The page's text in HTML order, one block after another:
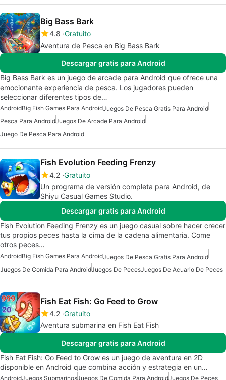
Big Bass Bark
4.8 Gratuito
Aventura de Pesca en Big Bass Bark
Descargar gratis para Android
Big Bass Bark es un juego de arcade para Android que ofrece una
emocionante experiencia de pesca. Los jugadores pueden
seleccionar diferentes tipos de…
AndroidBig Fish Games Para AndroidJuegos De Pesca Gratis Para Android
Pesca Para AndroidJuegos De Arcade Para Android
Juego De Pesca Para Android
Fish Evolution Feeding Frenzy
4.2 Gratuito
Un programa de versión completa para Android, de
Shiyu Casual Games Studio.
Descargar gratis para Android
Fish Evolution Feeding Frenzy es un juego casual sobre hacer crecer
tus propios peces hasta la cima de la cadena alimentaria. Come
otros peces…
AndroidBig Fish Games Para AndroidJuegos De Pesca Gratis Para Android
Juegos De Comida Para AndroidJuegos De PecesJuegos De Acuario De Peces
Fish Eat Fish: Go Feed to Grow
4.2 Gratuito
Aventura submarina en Fish Eat Fish
Descargar gratis para Android
Fish Eat Fish: Go Feed to Grow es un juego de aventura en 2D
disponible en Android que combina acción y estrategia en un…
AndroidJuegos SubmarinosJuegos De Comida Para AndroidJuegos De Peces